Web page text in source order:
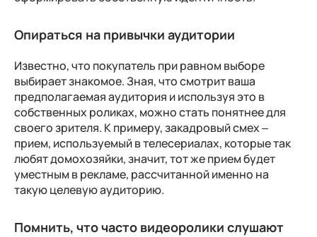
Опираться на привычки аудитории
Известно, что покупатель при равном выборе
выбирает знакомое. Зная, что смотрит ваша
предполагаемая аудитория и используя это в
собственных роликах, можно стать понятнее для
своего зрителя. К примеру, закадровый смех –
прием, используемый в телесериалах, которые так
любят домохозяйки, значит, тот же прием будет
уместным в рекламе, рассчитанной именно на
такую целевую аудиторию.
Помнить, что часто видеоролики слушают